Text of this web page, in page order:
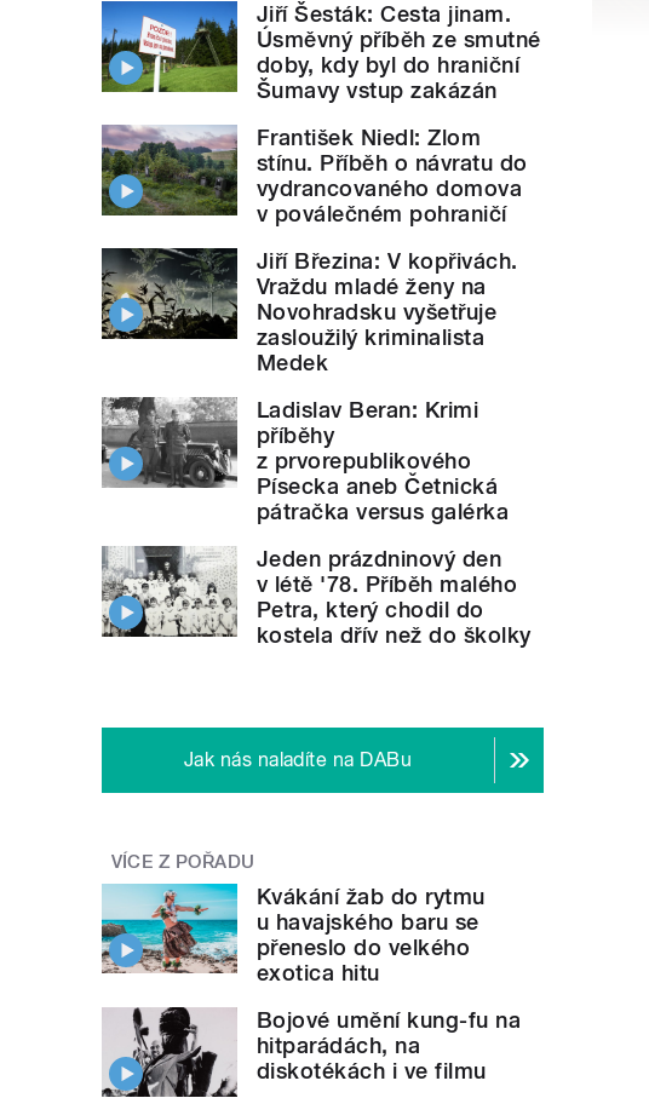
Jiří Šesták: Cesta jinam.
Úsměvný příběh ze smutné
doby, kdy byl do hraniční
Šumavy vstup zakázán
František Niedl: Zlom
stínu. Příběh o návratu do
vydrancovaného domova
v poválečném pohraničí
Jiří Březina: V kopřivách.
Vraždu mladé ženy na
Novohradsku vyšetřuje
zasloužilý kriminalista
Medek
Ladislav Beran: Krimi
příběhy
z prvorepublikového
Písecka aneb Četnická
pátračka versus galérka
Jeden prázdninový den
v létě '78. Příběh malého
Petra, který chodil do
kostela dřív než do školky
Jak nás naladíte na DABu
VÍCE Z POŘADU
Kvákání žab do rytmu
u havajského baru se
přeneslo do velkého
exotica hitu
Bojové umění kung-fu na
hitparádách, na
diskotékách i ve filmu